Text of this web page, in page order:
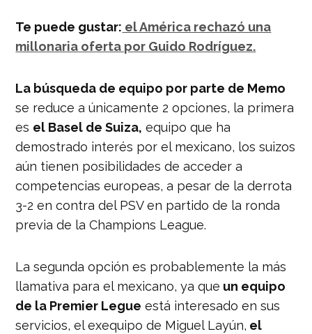
Te puede gustar: el América rechazó una
millonaria oferta por Guido Rodríguez.
La búsqueda de equipo por parte de Memo
se reduce a únicamente 2 opciones, la primera
es el Basel de Suiza, equipo que ha
demostrado interés por el mexicano, los suizos
aún tienen posibilidades de acceder a
competencias europeas, a pesar de la derrota
3-2 en contra del PSV en partido de la ronda
previa de la Champions League.
La segunda opción es probablemente la más
llamativa para el mexicano, ya que un equipo
de la Premier Legue está interesado en sus
servicios, el exequipo de Miguel Layún, el